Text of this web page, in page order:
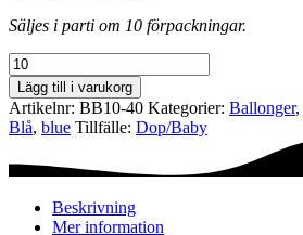
Säljes i parti om 10 förpackningar.
Bubble
Baby
boy
45
cm
40
mängd
Lägg till i varukorg
Artikelnr: BB10-40 Kategorier: Ballonger,
Blå, blue Tillfälle: Dop/Baby
Beskrivning
Mer information